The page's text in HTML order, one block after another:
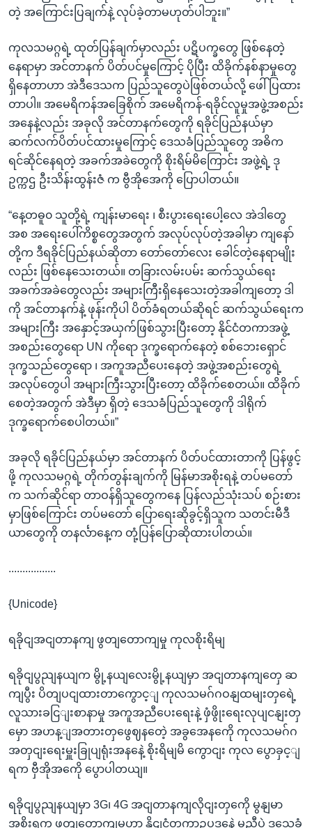
တဲ့ အကြောင်းပြချက်နဲ့ လုပ်ခဲ့တာမဟုတ်ပါဘူး။”
ကုလသမဂ္ဂရဲ့ ထုတ်ပြန်ချက်မှာလည်း ပဋိပက္ခတွေ ဖြစ်နေတဲ့
နေရာမှာ အင်တာနက် ပိတ်ပင်မှုကြောင့် ပိုပြီး ထိခိုက်နစ်နာမှုတွေ
ရှိနေတာဟာ အဲဒီဒေသက ပြည်သူတွေပဲဖြစ်တယ်လို့ ဖေါ်ပြထား
တာပါ။ အမေရိကန်အခြေစိုက် အမေရိကန်-ရခိုင်လူမှုအဖွဲ့အစည်း
အနေနဲ့လည်း အခုလို အင်တာနက်တွေကို ရခိုင်ပြည်နယ်မှာ
ဆက်လက်ပိတ်ပင်ထားမှုကြောင့် ဒေသခံပြည်သူတွေ အဓိက
ရင်ဆိုင်နေရတဲ့ အခက်အခဲတွေကို စိုးရိမ်မိကြောင်း အဖွဲ့ရဲ့ ဒု
ဥက္ကဌ ဦးသိန်းထွန်းဇံ က ဗွီအိုအေကို ပြောပါတယ်။
“နေ့တဓူ၀ သူတို့ရဲ့ ကျန်းမာရေး ၊ စီးပွားရေးပေါ့လေ အဲဒါတွေ
အစ အရေးပေါ်ကိစ္စတွေအတွက် အလုပ်လုပ်တဲ့အခါမှာ ကျနော်
တို့က ဒီရခိုင်ပြည်နယ်ဆိုတာ တော်တော်လေး ခေါင်တဲ့နေရာမျိုး
လည်း ဖြစ်နေသေးတယ်။ တခြားလမ်းပမ်း ဆက်သွယ်ရေး
အခက်အခဲတွေလည်း အများကြီးရှိနေသေးတဲ့အခါကျတော့ ဒါ
ကို အင်တာနက်နဲ့ ဖုန်းကိုပါ ပိတ်ခံရတယ်ဆိုရင် ဆက်သွယ်ရေးက
အများကြီး အနှောင့်အယှက်ဖြစ်သွားပြီးတော့ နိုင်ငံတကာအဖွဲ့
အစည်းတွေရော UN ကိုရော ဒုက္ခရောက်နေတဲ့ စစ်ဘေးရှောင်
ဒုက္ခသည်တွေရော ၊ အကူအညီပေးနေတဲ့ အဖွဲ့အစည်းတွေရဲ့
အလုပ်တွေပါ အများကြီးသွားပြီးတော့ ထိခိုက်စေတယ်။ ထိခိုက်
စေတဲ့အတွက် အဲဒီမှာ ရှိတဲ့ ဒေသခံပြည်သူတွေကို ဒါရိုက်
ဒုက္ခရောက်စေပါတယ်။”
အခုလို ရခိုင်ပြည်နယ်မှာ အင်တာနက် ပိတ်ပင်ထားတာကို ပြန်ဖွင့်
ဖို့ ကုလသမဂ္ဂရဲ့ တိုက်တွန်းချက်ကို မြန်မာအစိုးရနဲ့ တပ်မတော်
က သက်ဆိုင်ရာ တာဝန်ရှိသူတွေကနေ ပြန်လည်သုံးသပ် စဉ်းစား
မှာဖြစ်ကြောင်း တပ်မတော် ပြောရေးဆိုခွင့်ရှိသူက သတင်းမီဒီ
ယာတွေကို တနင်္လာနေ့က တုံ့ပြန်ပြောဆိုထားပါတယ်။
.................
{Unicode}
ရခိုငျအငျတာနကျ ဖွတျတောကျမှု ကုလစိုးရိမျ
ရခိုငျပွညျနယျက မွို့နယျလေးမွို့နယျမှာ အငျတာနကျတှေ ဆ
ကျပွီး ပိတျပငျထားတာကွောင့ျ ကုလသမဂ်ဂဝနျထမျးတှရေဲ့
လူသားခငြျးစာနာမှု အကူအညီပေးရေးနဲ့ ဖှံဖွိုးရေးလုပျငနျးတှ
မှော အဟန့ျအတားတှဖွေဈနတေဲ့ အခွအေနကေို ကုလသမဂ်ဂ
အတှငျးရေးမှူးခြုပျရုံးအနနေဲ့ စိုးရိမျမိ ကွောငျး ကုလ ပွောခှင့ျ
ရက ဗှီအိုအကေို ပွောပါတယျ။
ရခိုငျပွညျနယျမှာ 3G၊ 4G အငျတာနကျလိုငျးတှကေို မွနျမာ
အစိုးရက ဖွတျတောကျမှုဟာ နိုငျငံတကာဥပဒနေဲ့ မညီပဲ ဒသေခံ